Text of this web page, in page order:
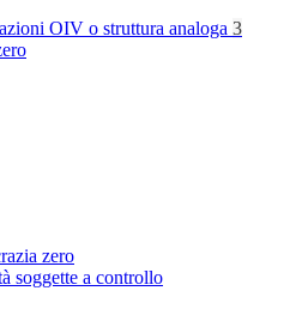
OIV o struttura analoga 3
zero
soggette a controllo